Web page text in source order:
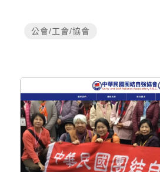
公會/工會/協會